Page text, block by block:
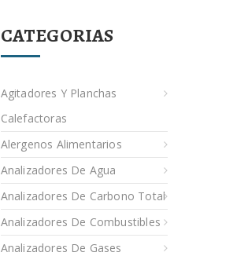
CATEGORIAS
Agitadores Y Planchas
Calefactoras
Alergenos Alimentarios
Analizadores De Agua
Analizadores De Carbono Total
Analizadores De Combustibles
Analizadores De Gases